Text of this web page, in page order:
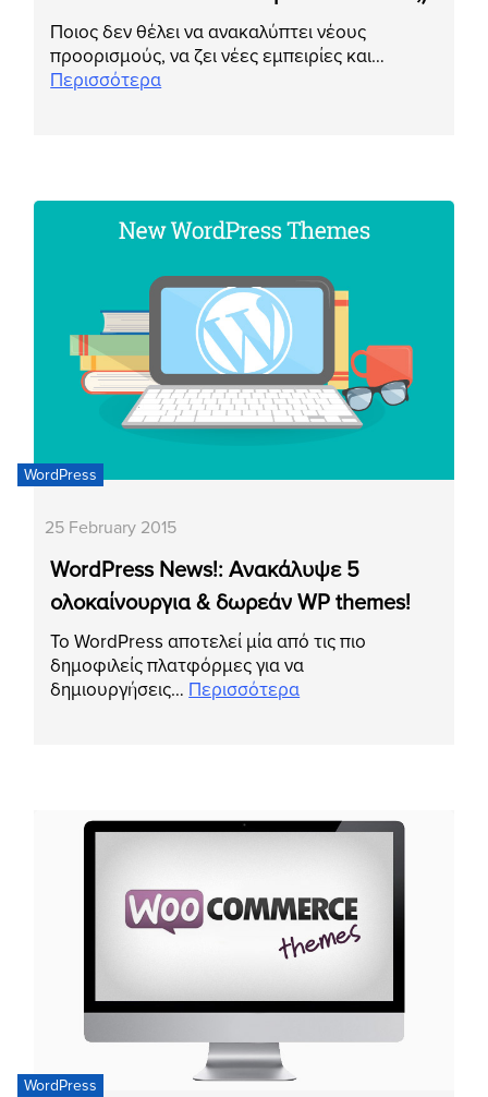
Ποιος δεν θέλει να ανακαλύπτει νέους
προορισμούς, να ζει νέες εμπειρίες και…
Περισσότερα
WordPress
25 February 2015
WordPress News!: Ανακάλυψε 5
ολοκαίνουργια & δωρεάν WP themes!
Το WordPress αποτελεί μία από τις πιο
δημοφιλείς πλατφόρμες για να
δημιουργήσεις… Περισσότερα
WordPress